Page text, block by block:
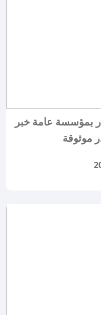
بمؤسسة عامة خبر
موثوقة